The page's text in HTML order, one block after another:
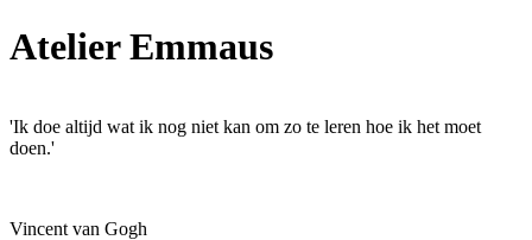
Atelier Emmaus
'Ik doe altijd wat ik nog niet kan om zo te leren hoe ik het moet
doen.'
Vincent van Gogh